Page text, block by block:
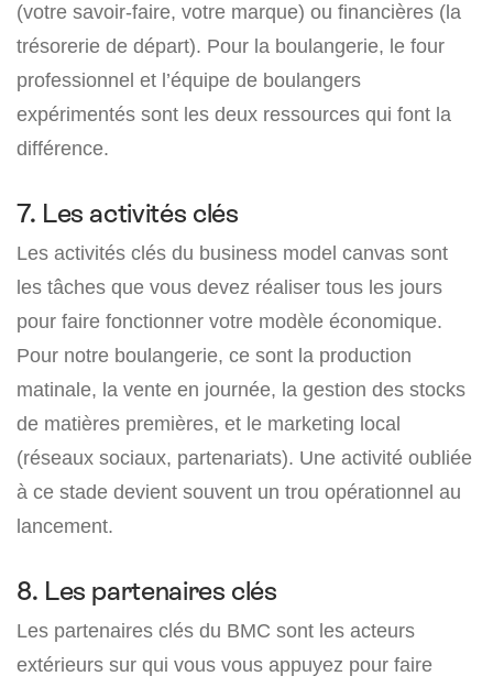
(votre savoir-faire, votre marque) ou financières (la
trésorerie de départ). Pour la boulangerie, le four
professionnel et l’équipe de boulangers
expérimentés sont les deux ressources qui font la
différence.
7. Les activités clés
Les activités clés du business model canvas sont
les tâches que vous devez réaliser tous les jours
pour faire fonctionner votre modèle économique.
Pour notre boulangerie, ce sont la production
matinale, la vente en journée, la gestion des stocks
de matières premières, et le marketing local
(réseaux sociaux, partenariats). Une activité oubliée
à ce stade devient souvent un trou opérationnel au
lancement.
8. Les partenaires clés
Les partenaires clés du BMC sont les acteurs
extérieurs sur qui vous vous appuyez pour faire